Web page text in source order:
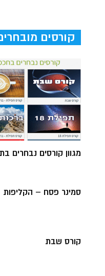
קורסים
מגוון קורסים נבחרים
סמינר פסח – הקליפות
קורס שבת